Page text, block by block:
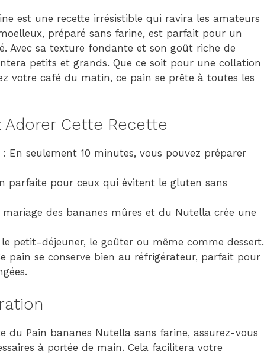
est une recette irrésistible qui ravira les amateurs
préparé sans farine, est parfait pour un
Avec sa texture fondante et son goût riche de
petits et grands. Que ce soit pour une collation
votre café du matin, ce pain se prête à toutes les
Adorer Cette Recette
: En seulement 10 minutes, vous pouvez préparer
parfaite pour ceux qui évitent le gluten sans
mariage des bananes mûres et du Nutella crée une
petit-déjeuner, le goûter ou même comme dessert.
pain se conserve bien au réfrigérateur, parfait pour
du Pain bananes Nutella sans farine, assurez-vous
à portée de main. Cela facilitera votre